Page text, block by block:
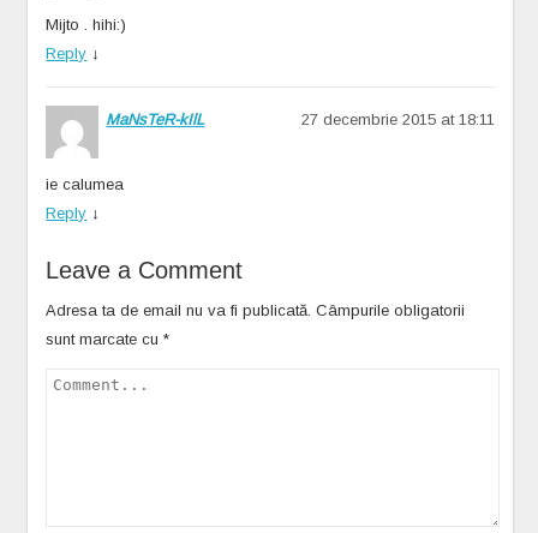
Mijto . hihi:)
Reply ↓
MaNsTeR-kIlL 27 decembrie 2015 at 18:11
ie calumea
Reply ↓
Leave a Comment
Adresa ta de email nu va fi publicată. Câmpurile obligatorii
sunt marcate cu*